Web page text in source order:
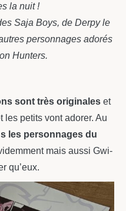
la nuit !
Saja Boys, de Derpy le
personnages adorés
Hunters.
sont très originales et
les petits vont adorer. Au
les personnages du
mais aussi Gwi-
qu’eux.